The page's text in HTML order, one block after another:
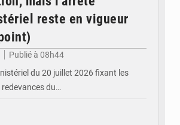
reste en vigueur
Publié à 08h44
du 20 juillet 2026 fixant les
du…